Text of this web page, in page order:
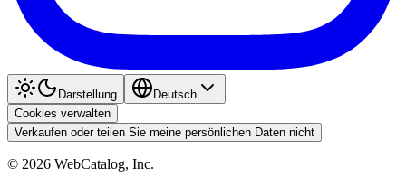
Darstellung
Deutsch
Cookies verwalten
Verkaufen oder teilen Sie meine persönlichen Daten nicht
© 2026 WebCatalog, Inc.